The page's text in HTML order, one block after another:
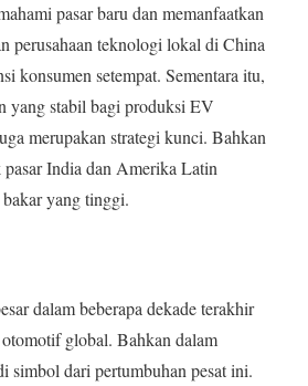
pasar baru dan memanfaatkan
perusahaan teknologi lokal di China
konsumen setempat. Sementara itu,
yang stabil bagi produksi EV
merupakan strategi kunci. Bahkan
India dan Amerika Latin
yang tinggi.
dalam beberapa dekade terakhir
global. Bahkan dalam
simbol dari pertumbuhan pesat ini.